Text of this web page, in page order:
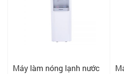
Máy làm nóng lạnh nước